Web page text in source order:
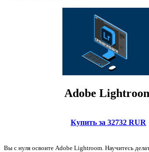
Adobe
Купить за 32732 RUR
Вы c нуля освоите Adobe Lightroom. Научитесь